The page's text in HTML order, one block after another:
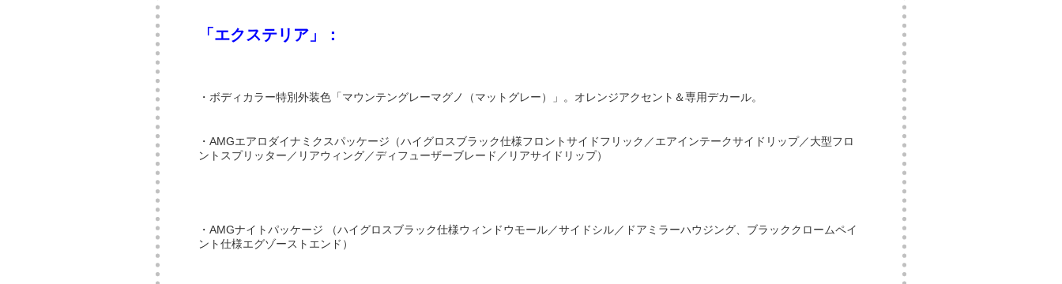
「エクステリア」：
・ボディカラー特別外装色「マウンテングレーマグノ（マットグレー）」。オレンジアクセント＆専用デカール。
・AMGエアロダイナミクスパッケージ（ハイグロスブラック仕様フロントサイドフリック／エアインテークサイドリップ／大型フロ
ントスプリッター／リアウィング／ディフューザーブレード／リアサイドリップ）
・AMGナイトパッケージ （ハイグロスブラック仕様ウィンドウモール／サイドシル／ドアミラーハウジング、ブラッククロームペイ
ント仕様エグゾーストエンド）